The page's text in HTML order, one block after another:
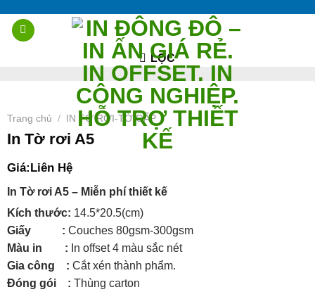
đến
LỌC
Trang chủ / IN TỜ RƠI-TỜ GẤP
In Tờ rơi A5
Giá:Liên Hệ
In Tờ rơi A5 – Miễn phí thiết kế
Kích thước: 14.5*20.5(cm)
Giấy : Couches 80gsm-300gsm
Màu in : In offset 4 màu sắc nét
Gia công : Cắt xén thành phẩm.
Đóng gói : Thùng carton